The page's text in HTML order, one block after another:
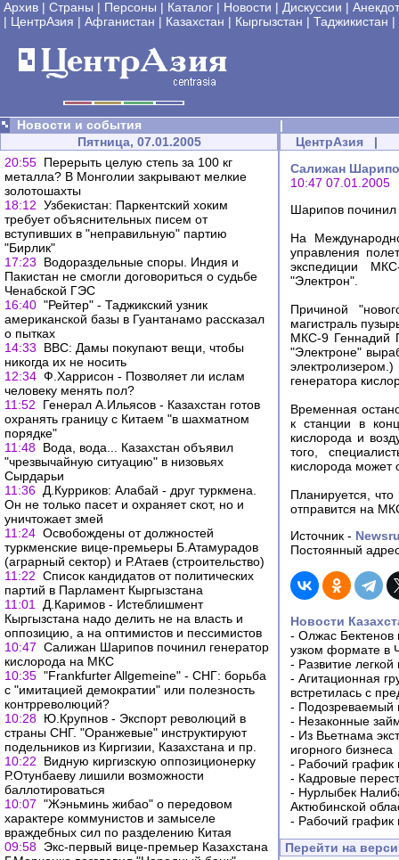
Архив | Страны | Персоны | Каталог | Новости | Дискуссии |
| ЦентрАзия | Афганистан | Казахстан | Кыргызстан | Таджикистан |
Новости и события
|
Пятница, 07.01.2005
20:55 Перерыть целую степь за 100 кг
металла? В Монголии закрывают мелкие
золотошахты
18:12 Узбекистан: Паркентский хоким
требует объяснительных писем от
вступивших в "неправильную" партию
"Бирлик"
17:23
Водораздельные споры. Индия и
Пакистан не смогли договориться о судьбе
Ченабской ГЭС
16:40 "Рейтер" - Таджикский узник
американской базы в Гуантанамо рассказал
о пытках
14:33
BBC: Дамы покупают вещи, чтобы
никогда их не носить
12:34 Ф.Харрисон - Позволяет ли ислам
человеку менять пол?
11:52
Генерал А.Ильясов - Казахстан готов
охранять границу с Китаем "в шахматном
порядке"
11:48 Вода, вода... Казахстан объявил
"чрезвычайную ситуацию" в низовьях
Сырдарьи
11:36 Д.Курриков: Алабай - друг туркмена.
Он не только пасет и охраняет скот, но и
уничтожает змей
11:24 Освобождены от должностей
туркменские вице-премьеры Б.Атамурадов
(аграрный сектор) и Р.Атаев (строительство)
11:22 Список кандидатов от политических
партий в Парламент Кыргызстана
11:01
Д.Каримов - Истеблишмент
Кыргызстана надо делить не на власть и
оппозицию, а на оптимистов и пессимистов
10:47 Салижан Шарипов починил генератор
кислорода на МКС
10:35 "Frankfurter Allgemeine" - СНГ: борьба
с "имитацией демократии" или полезность
контрреволюций?
10:28 Ю.Крупнов - Экспорт революций в
страны СНГ. "Оранжевые" инструктируют
подельников из Киргизии, Казахстана и пр.
10:22
Видную киргизскую оппозиционерку
Р.Отунбаеву лишили возможности
баллотироваться
10:07 "Жэньминь жибао" о передовом
характере коммунистов и замыселе
враждебных сил по разделению Китая
09:58 Экс-первый вице-премьер Казахстана
ЦентрАзия |
Салижан
10:47 07.01.2005
Шарипов починил
На
управления
экспедиции
"Электрон".
Причиной
магистраль
МКС-9 Геннадий
"Электроне"
генератора
Временная
к станции в
кислорода и
того,
кислорода может
Планируется,
отправится на
Источник -
Постоянный
Новости
- Олжас Бектенов
узком формате в
- Развитие
- Агитационная
встретилась с
- Подозреваемый
- Незаконные
- Из Вьетнама
игорного бизнеса
- Рабочий график
- Кадровые
- Нурлыбек
Актюбинской
- Рабочий график
Перейти на